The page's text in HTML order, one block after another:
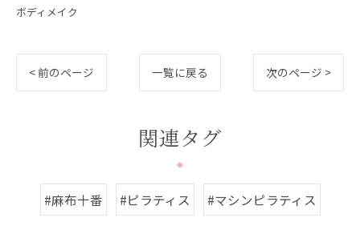
ボディメイク
< 前のページ 一覧に戻る 次のページ >
関連タグ
#麻布十番 #ピラティス #マシンピラティス